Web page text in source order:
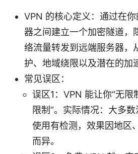
VPN 的核心定义：通过在
器之间建立一个加密隧道，
络流量转发到远端服务器，
护、地域绕限以及潜在的加
常见误区：
误区1：VPN 能让你“无限
限制”。实际情况：大多
使用有检测，效果因地区
而异。